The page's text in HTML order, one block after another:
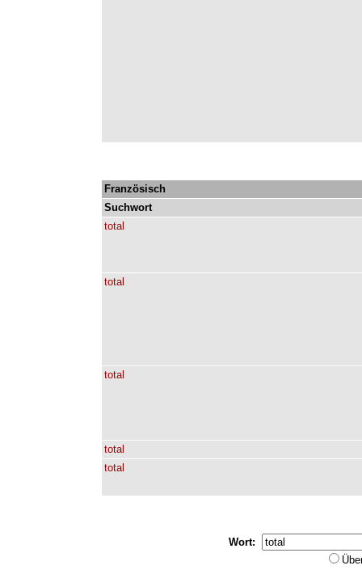
Französisch
Suchwort
total
total
total
total
total
Wort: